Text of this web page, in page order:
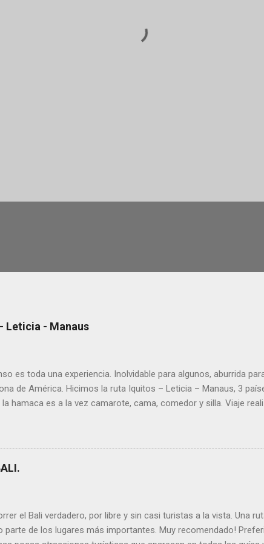
Leticia - Manaus
es toda una experiencia. Inolvidable para algunos, aburrida
de América. Hicimos la ruta Iquitos – Leticia – Manaus, 3
hamaca es a la vez camarote, cama, comedor y silla. Viaje
para organizar tu recorrido Te dejamos la información que te
la inmensidad del Amazonas, que parece que navegas por el
islas en mitad de la jungla infinita. Todas las ciudades son
el Bali verdadero, por libre y sin casi turistas a la vista. Una
parte de los lugares más importantes. Muy recomendado!